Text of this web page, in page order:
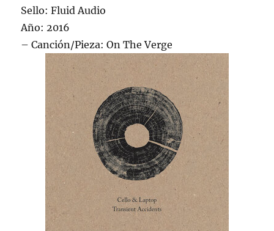
Sello: Fluid Audio
Año: 2016
– Canción/Pieza: On The Verge